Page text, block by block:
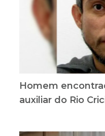
Homem
auxiliar do Rio